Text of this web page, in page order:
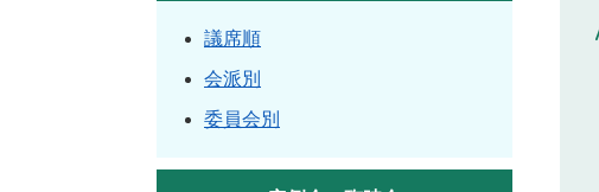
議席順
会派別
委員会別